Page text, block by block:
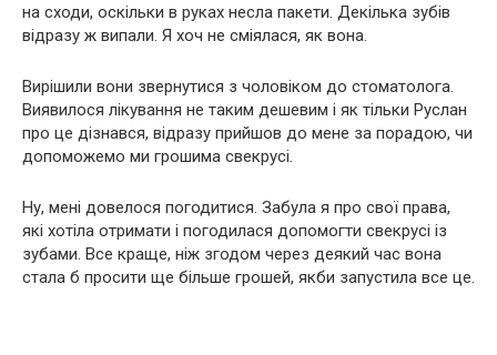
на сходи, оскільки в руках несла пакети. Декілька зубів
відразу ж випали. Я хоч не сміялася, як вона.
Вирішили вони звернутися з чоловіком до стоматолога.
Виявилося лікування не таким дешевим і як тільки Руслан
про це дізнався, відразу прийшов до мене за порадою, чи
допоможемо ми грошима свекрусі.
Ну, мені довелося погодитися. Забула я про свої права,
які хотіла отримати і погодилася допомогти свекрусі із
зубами. Все краще, ніж згодом через деякий час вона
стала б просити ще більше грошей, якби запустила все це.